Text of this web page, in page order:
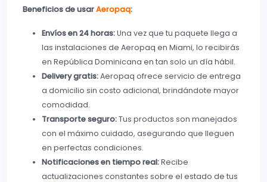
Beneficios de usarAeropaq:
Envíos en 24 horas:Una vez que tu paquete llega a
las instalaciones de Aeropaq en Miami, lo recibirás
en República Dominicana en tan solo un día hábil.
Delivery gratis:Aeropaq ofrece servicio de entrega
a domicilio sin costo adicional, brindándote mayor
comodidad.
Transporte seguro:Tus productos son manejados
con el máximo cuidado, asegurando que lleguen
en perfectas condiciones.
Notificaciones en tiempo real:Recibe
actualizaciones constantes sobre el estado de tus